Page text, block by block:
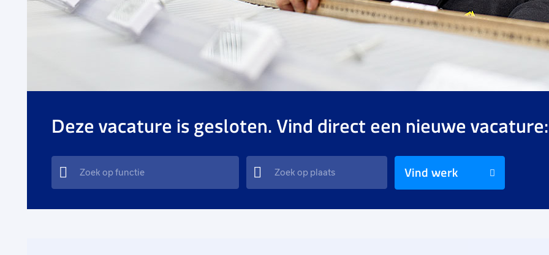
Deze vacature is gesloten. Vind direct een nieuwe vacature:
Vind werk